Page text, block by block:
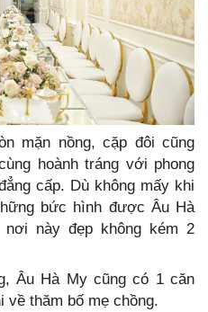
mặn nồng, cặp đôi cũng
hoành tráng với phong
cấp. Dù không mấy khi
bức hình được Âu Hà
này đẹp không kém 2
Âu Hà My cũng có 1 căn
về thăm bố mẹ chồng.